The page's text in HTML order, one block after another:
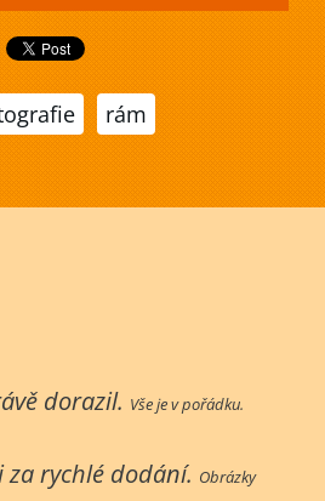
rám
dorazil. Vše je v pořádku.
za rychlé dodání. Obrázky